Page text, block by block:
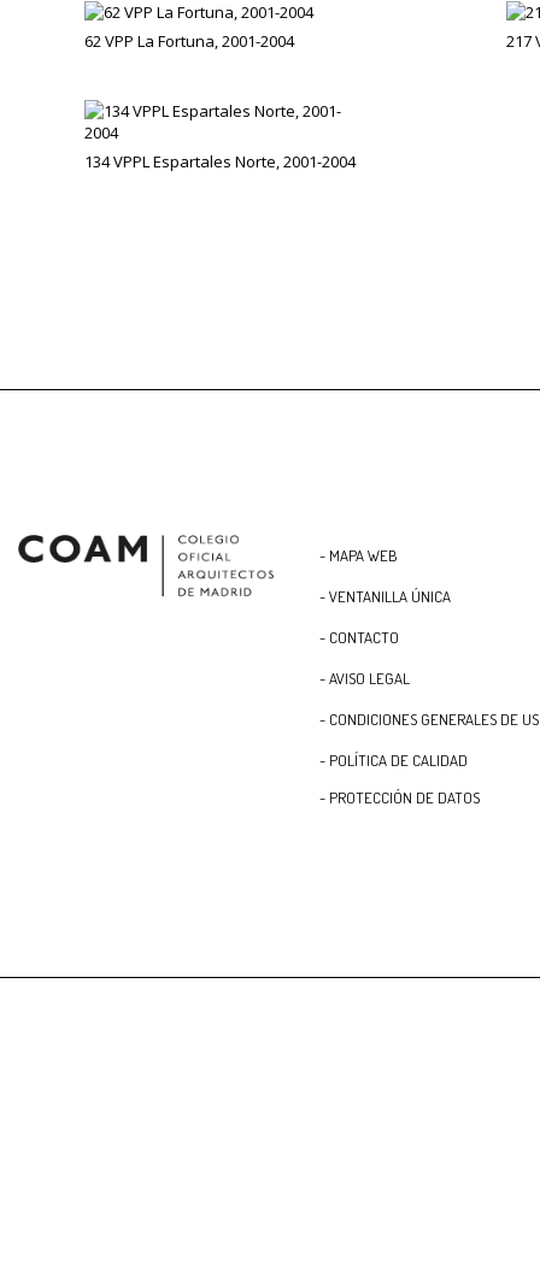
62 VPP La Fortuna, 2001-2004 217
134 VPPL Espartales Norte, 2001-2004
- MAPA WEB
- VENTANILLA ÚNICA
- CONTACTO
- AVISO LEGAL
- CONDICIONES GENERALES DE
- POLÍTICA DE CALIDAD
- PROTECCIÓN DE DATOS